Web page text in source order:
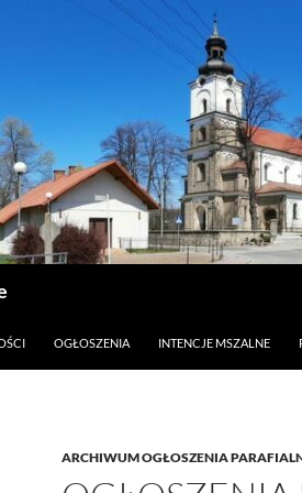
OGŁOSZENIA INTENCJE MSZALNE
ARCHIWUM OGŁOSZENIA